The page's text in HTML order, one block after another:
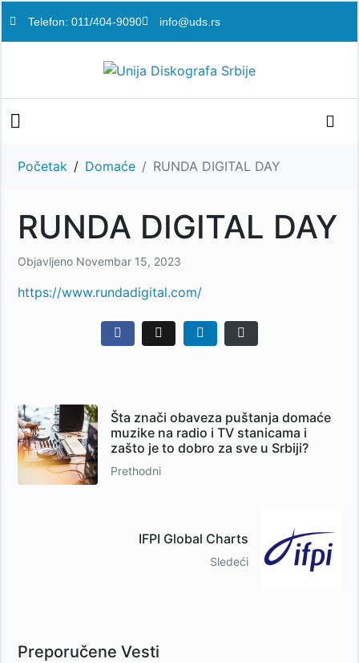
Telefon: 011/404-9090 info@uds.rs
Početak Domaće RUNDA DIGITAL DAY
RUNDA DIGITAL DAY
Objavljeno Novembar 15, 2023
https://www.rundadigital.com/
Šta znači obaveza puštanja domaće
muzike na radio i TV stanicama i
zašto je to dobro za sve u Srbiji?
Prethodni
IFPI Global Charts
Sledeći
Preporučene Vesti